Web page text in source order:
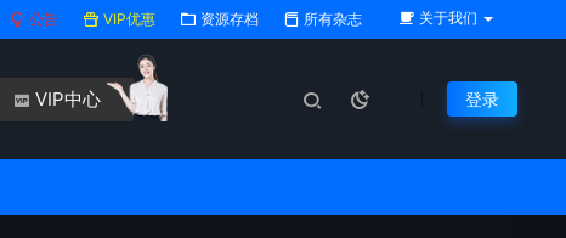
公告 VIP优惠 资源存档 所有杂志 关于我们
VIP中心 登录